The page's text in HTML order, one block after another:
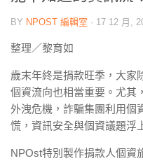
BY NPOST 編輯室 · 17 12 月,
整理／黎育如
歲末年終是捐款旺季，大家
個資流向也相當重要。尤其
外洩危機，詐騙集團利用個
慌，資訊安全與個資議題
NPOst特別製作捐款人個資